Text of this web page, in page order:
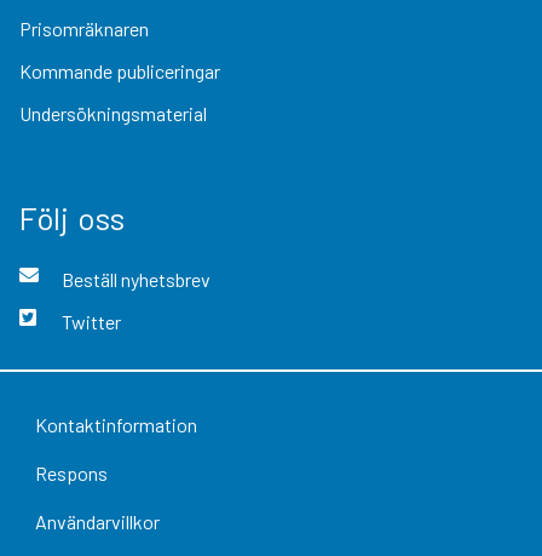
Prisomräknaren
Kommande publiceringar
Undersökningsmaterial
Följ oss
Beställ nyhetsbrev
Twitter
Kontaktinformation
Respons
Användarvillkor